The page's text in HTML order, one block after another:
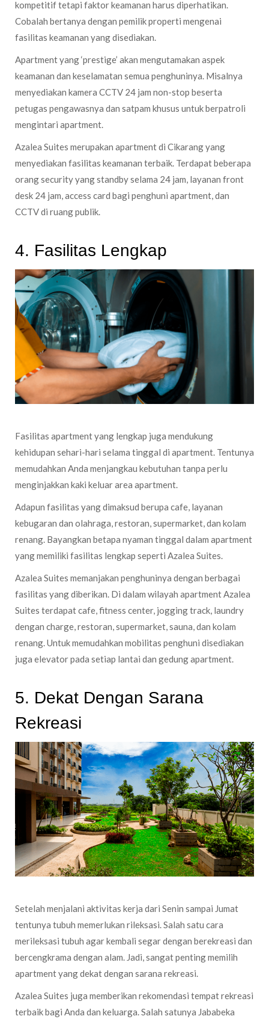
kompetitif tetapi faktor keamanan harus diperhatikan.
Cobalah bertanya dengan pemilik properti mengenai
fasilitas keamanan yang disediakan.
Apartment yang ‘prestige’ akan mengutamakan aspek
keamanan dan keselamatan semua penghuninya. Misalnya
menyediakan kamera CCTV 24 jam non-stop beserta
petugas pengawasnya dan satpam khusus untuk berpatroli
mengintari apartment.
Azalea Suites merupakan apartment di Cikarang yang
menyediakan fasilitas keamanan terbaik. Terdapat beberapa
orang security yang standby selama 24 jam, layanan front
desk 24 jam, access card bagi penghuni apartment, dan
CCTV di ruang publik.
4. Fasilitas Lengkap
Fasilitas apartment yang lengkap juga mendukung
kehidupan sehari-hari selama tinggal di apartment. Tentunya
memudahkan Anda menjangkau kebutuhan tanpa perlu
menginjakkan kaki keluar area apartment.
Adapun fasilitas yang dimaksud berupa cafe, layanan
kebugaran dan olahraga, restoran, supermarket, dan kolam
renang. Bayangkan betapa nyaman tinggal dalam apartment
yang memiliki fasilitas lengkap seperti Azalea Suites.
Azalea Suites memanjakan penghuninya dengan berbagai
fasilitas yang diberikan. Di dalam wilayah apartment Azalea
Suites terdapat cafe, fitness center, jogging track, laundry
dengan charge, restoran, supermarket, sauna, dan kolam
renang. Untuk memudahkan mobilitas penghuni disediakan
juga elevator pada setiap lantai dan gedung apartment.
5. Dekat Dengan Sarana
Rekreasi
Setelah menjalani aktivitas kerja dari Senin sampai Jumat
tentunya tubuh memerlukan rileksasi. Salah satu cara
merileksasi tubuh agar kembali segar dengan berekreasi dan
bercengkrama dengan alam. Jadi, sangat penting memilih
apartment yang dekat dengan sarana rekreasi.
Azalea Suites juga memberikan rekomendasi tempat rekreasi
terbaik bagi Anda dan keluarga. Salah satunya Jababeka